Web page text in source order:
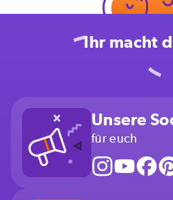
Ihr macht
Unsere
für euch